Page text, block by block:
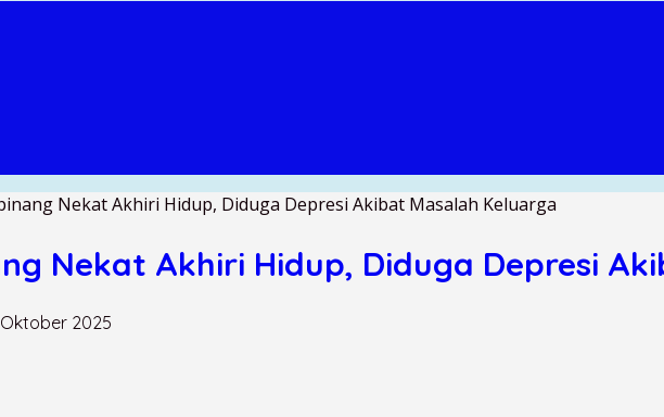
Nekat Akhiri Hidup, Diduga Depresi Akibat Masalah Keluarga
Nekat Akhiri Hidup, Diduga Depresi
2025